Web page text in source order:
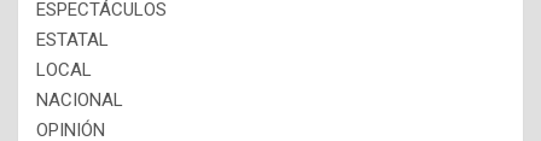
ESPECTÁCULOS
ESTATAL
LOCAL
NACIONAL
OPINIÓN